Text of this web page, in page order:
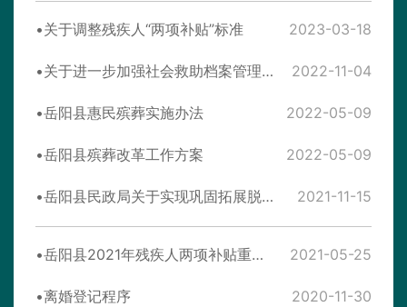
关于调整残疾人“两项补贴”标准 2023-03-18
关于进一步加强社会救助档案管理工作的通知 2022-11-04
岳阳县惠民殡葬实施办法 2022-05-09
岳阳县殡葬改革工作方案 2022-05-09
岳阳县民政局关于实现巩固拓展脱贫攻坚成果同乡村 振兴有效衔接的实施方案 2021-11-15
岳阳县2021年残疾人两项补贴重点民生实事项目实施方案 2021-05-25
离婚登记程序 2020-11-30